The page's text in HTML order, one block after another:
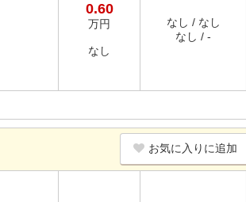
0.60
万円
なし
なし / なし
なし / -
お気に入りに追加